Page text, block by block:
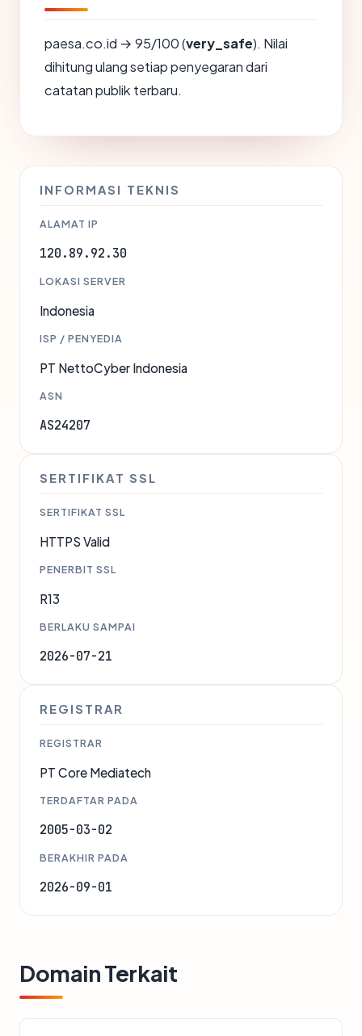
paesa.co.id → 95/100 (very_safe). Nilai
dihitung ulang setiap penyegaran dari
catatan publik terbaru.
INFORMASI TEKNIS
ALAMAT IP
120.89.92.30
LOKASI SERVER
Indonesia
ISP / PENYEDIA
PT NettoCyber Indonesia
ASN
AS24207
SERTIFIKAT SSL
SERTIFIKAT SSL
HTTPS Valid
PENERBIT SSL
R13
BERLAKU SAMPAI
2026-07-21
REGISTRAR
REGISTRAR
PT Core Mediatech
TERDAFTAR PADA
2005-03-02
BERAKHIR PADA
2026-09-01
Domain Terkait